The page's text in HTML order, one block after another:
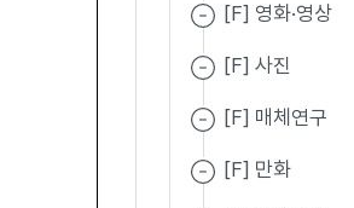
[F] 영화·영상
[F] 사진
[F] 매체연구
[F] 만화